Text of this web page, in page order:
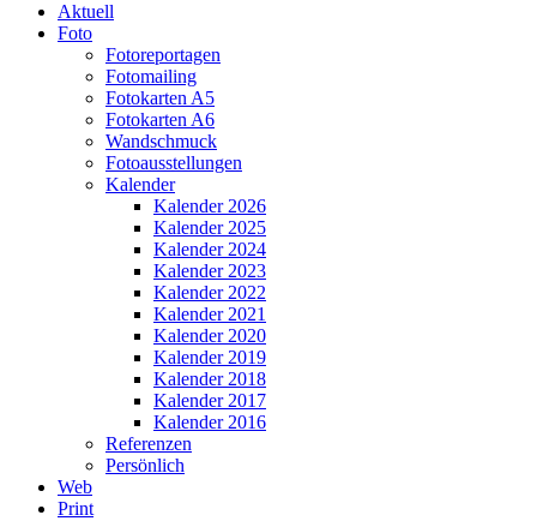
Aktuell
Foto
Fotoreportagen
Fotomailing
Fotokarten A5
Fotokarten A6
Wandschmuck
Fotoausstellungen
Kalender
Kalender 2026
Kalender 2025
Kalender 2024
Kalender 2023
Kalender 2022
Kalender 2021
Kalender 2020
Kalender 2019
Kalender 2018
Kalender 2017
Kalender 2016
Referenzen
Persönlich
Web
Print